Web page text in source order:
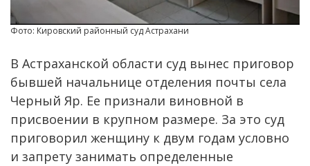
Фото: Кировский районный суд Астрахани
В Астраханской области суд вынес приговор
бывшей начальнице отделения почты села
Черный Яр. Ее признали виновной в
присвоении в крупном размере. За это суд
приговорил женщину к двум годам условно
и запрету занимать определенные